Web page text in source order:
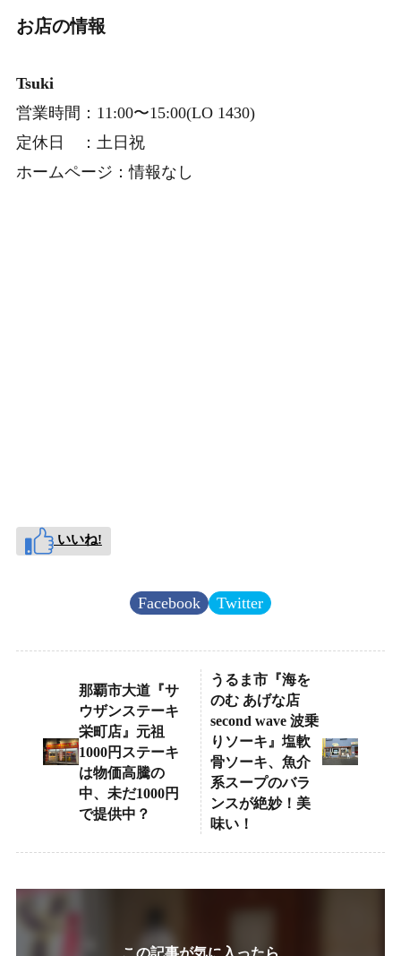
お店の情報
Tsuki
営業時間：11:00〜15:00(LO 1430)
定休日 ：土日祝
ホームページ：情報なし
いいね!
Facebook Twitter
那覇市大道『サ
ウザンステーキ
栄町店』元祖
1000円ステーキ
は物価高騰の
中、未だ1000円
で提供中？
うるま市『海を
のむ あげな店
second wave 波乗
りソーキ』塩軟
骨ソーキ、魚介
系スープのバラ
ンスが絶妙！美
味い！
この記事が気に入ったら